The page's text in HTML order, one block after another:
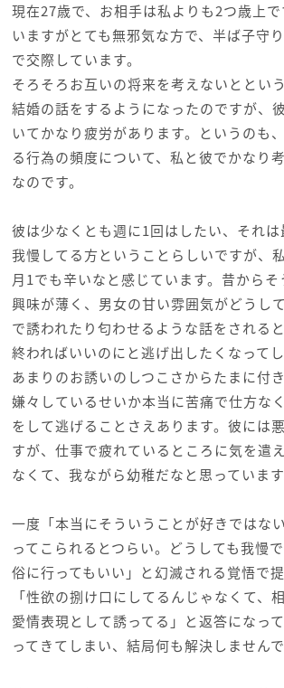
現在27歳で、お相手は私よりも2つ歳上
いますがとても無邪気な方で、半ば子守
で交際しています。
そろそろお互いの将来を考えないととい
結婚の話をするようになったのですが、
いてかなり疲労があります。というのも
る行為の頻度について、私と彼でかなり
なのです。
彼は少なくとも週に1回はしたい、それは
我慢してる方ということらしいですが、
月1でも辛いなと感じています。昔から
興味が薄く、男女の甘い雰囲気がどうし
で誘われたり匂わせるような話をされる
終わればいいのにと逃げ出したくなってし
あまりのお誘いのしつこさからたまに付
嫌々しているせいか本当に苦痛で仕方な
をして逃げることさえあります。彼には
すが、仕事で疲れているところに気を遣
なくて、我ながら幼稚だなと思っています
一度「本当にそういうことが好きではな
ってこられるとつらい。どうしても我慢
俗に行ってもいい」と幻滅される覚悟で提
「性欲の捌け口にしてるんじゃなくて、
愛情表現として誘ってる」と返答になっ
ってきてしまい、結局何も解決しませんで